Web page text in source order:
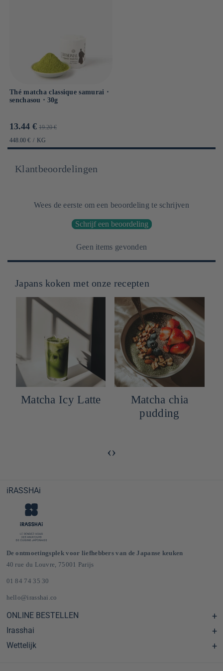
Thé matcha classique samurai ⋅
senchasou ⋅ 30g
Prix
promotionnel
13.44 € Prix
habituel
19.20 €
PRIX
UNITAIRE
448.00 € / PAR
KG
Klantbeoordelingen
Wees de eerste om een beoordeling te schrijven
Schrijf een beoordeling
Geen items gevonden
Japans koken met onze recepten
Matcha Icy Latte
Matcha chia
pudding
‹›
iRASSHAi
De ontmoetingsplek voor liefhebbers van de Japanse keuken
40 rue du Louvre, 75001 Parijs
01 84 74 35 30
hello@irasshai.co
ONLINE BESTELLEN
Centre d'aide & FAQ
Livraison et frais de port en France & Europe
Irasshai
Schema's
Wettelijk